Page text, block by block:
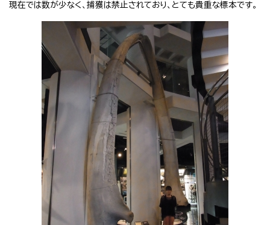
現在では数が少なく、捕獲は禁止されており、とても貴重な標本です。